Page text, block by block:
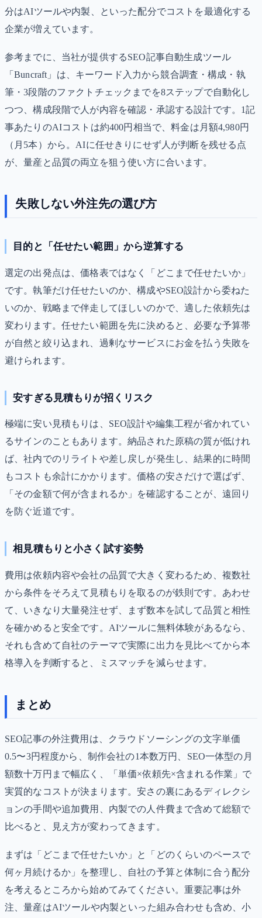
分はAIツールや内製、といった配分でコストを最適化する
企業が増えています。
参考までに、当社が提供するSEO記事自動生成ツール
「Buncraft」は、キーワード入力から競合調査・構成・執
筆・3段階のファクトチェックまでを8ステップで自動化し
つつ、構成段階で人が内容を確認・承認する設計です。1記
事あたりのAIコストは約400円相当で、料金は月額4,980円
（月5本）から。AIに任せきりにせず人が判断を残せる点
が、量産と品質の両立を狙う使い方に合います。
失敗しない外注先の選び方
目的と「任せたい範囲」から逆算する
選定の出発点は、価格表ではなく「どこまで任せたいか」
です。執筆だけ任せたいのか、構成やSEO設計から委ねた
いのか、戦略まで伴走してほしいのかで、適した依頼先は
変わります。任せたい範囲を先に決めると、必要な予算帯
が自然と絞り込まれ、過剰なサービスにお金を払う失敗を
避けられます。
安すぎる見積もりが招くリスク
極端に安い見積もりは、SEO設計や編集工程が省かれてい
るサインのこともあります。納品された原稿の質が低けれ
ば、社内でのリライトや差し戻しが発生し、結果的に時間
もコストも余計にかかります。価格の安さだけで選ばず、
「その金額で何が含まれるか」を確認することが、遠回り
を防ぐ近道です。
相見積もりと小さく試す姿勢
費用は依頼内容や会社の品質で大きく変わるため、複数社
から条件をそろえて見積もりを取るのが鉄則です。あわせ
て、いきなり大量発注せず、まず数本を試して品質と相性
を確かめると安全です。AIツールに無料体験があるなら、
それも含めて自社のテーマで実際に出力を見比べてから本
格導入を判断すると、ミスマッチを減らせます。
まとめ
SEO記事の外注費用は、クラウドソーシングの文字単価
0.5〜3円程度から、制作会社の1本数万円、SEO一体型の月
額数十万円まで幅広く、「単価×依頼先×含まれる作業」で
実質的なコストが決まります。安さの裏にあるディレクシ
ョンの手間や追加費用、内製での人件費まで含めて総額で
比べると、見え方が変わってきます。
まずは「どこまで任せたいか」と「どのくらいのペースで
何ヶ月続けるか」を整理し、自社の予算と体制に合う配分
を考えるところから始めてみてください。重要記事は外
注、量産はAIツールや内製といった組み合わせも含め、小